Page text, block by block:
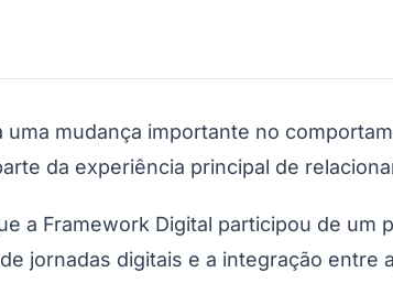
uma mudança importante no
da experiência principal de
a Framework Digital participou de
jornadas digitais e a integração